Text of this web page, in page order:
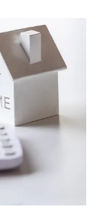
たい事項
書類の注意
備の注意点
実現
までの流れ
ステップ
しのタイミ